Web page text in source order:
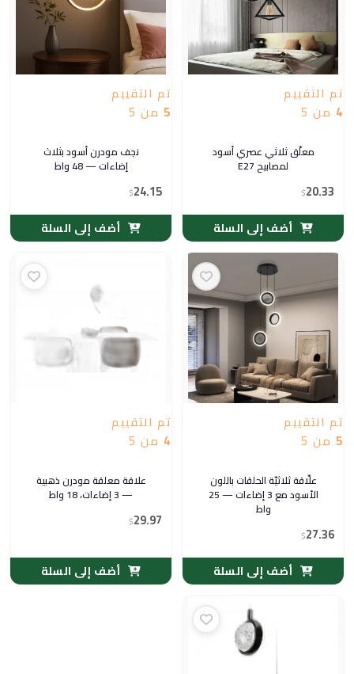
تم التقييم
4 من 5
معلّق ثلاثي عصري أسود
لمصابيح E27
$20.33
أضف إلى السلة
تم التقييم
5 من 5
نجف مودرن أسود بثلاث
إضاءات — 48 واط
$24.15
أضف إلى السلة
تم التقييم
5 من 5
علّاقة ثلاثيّة الحلقات باللون
الأسود مع 3 إضاءات — 25
واط
$27.36
أضف إلى السلة
تم التقييم
4 من 5
علاقة معلقة مودرن ذهبية
— 3 إضاءات، 18 واط
$29.97
أضف إلى السلة